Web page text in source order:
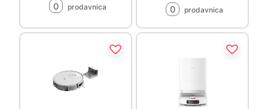
0
prodavnica
0
prodavnica